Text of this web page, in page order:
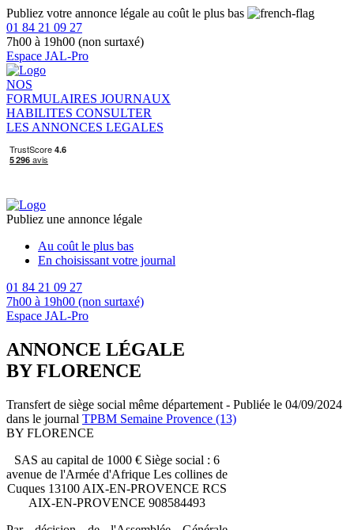
Publiez votre annonce légale au coût le plus bas
01 84 21 09 27
7h00 à 19h00 (non surtaxé)
Espace JAL-Pro
NOS
FORMULAIRES JOURNAUX
HABILITES CONSULTER
LES ANNONCES LEGALES
Publiez une annonce légale
Au coût le plus bas
En choisissant votre journal
01 84 21 09 27
7h00 à 19h00 (non surtaxé)
Espace JAL-Pro
ANNONCE LÉGALE
BY FLORENCE
Transfert de siège social même département - Publiée le 04/09/2024
dans le journal TPBM Semaine Provence (13)
BY FLORENCE
SAS au capital de 1000 € Siège social : 6
avenue de l'Armée d'Afrique Les collines de
Cuques 13100 AIX-EN-PROVENCE RCS
AIX-EN-PROVENCE 908584493